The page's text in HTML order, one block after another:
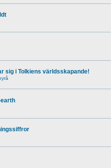
sig i Tolkiens världsskapande!